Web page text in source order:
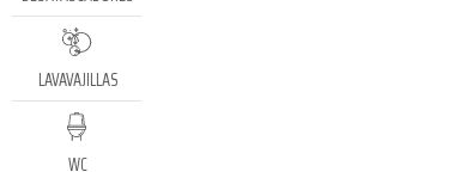
LAVAVAJILLAS
WC